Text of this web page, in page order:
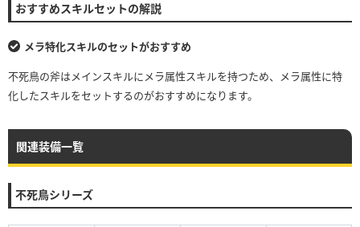
おすすめスキルセットの解説
メラ特化スキルのセットがおすすめ
不死鳥の斧はメインスキルにメラ属性スキルを持つため、メラ属性に特
化したスキルをセットするのがおすすめになります。
関連装備一覧
不死鳥シリーズ